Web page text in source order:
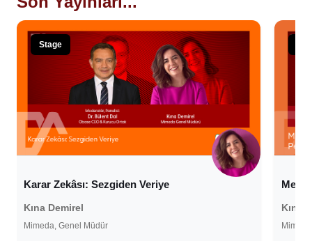
Stage
Karar Zekâsı: Sezgiden Veriye
Kına Demirel
Mimeda, Genel Müdür
Kına